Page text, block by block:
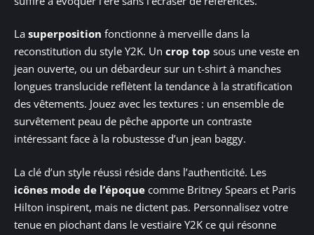
La superposition fonctionne à merveille dans la
reconstitution du style Y2K. Un crop top sous une veste en
jean ouverte, ou un débardeur sur un t-shirt à manches
longues translucide reflètent la tendance à la stratification
des vêtements. Jouez avec les textures : un ensemble de
survêtement peau de pêche apporte un contraste
intéressant face à la robustesse d’un jean baggy.
La clé d’un style réussi réside dans l’authenticité. Les
icônes mode de l’époque comme Britney Spears et Paris
Hilton inspirent, mais ne dictent pas. Personnalisez votre
tenue en piochant dans le vestiaire Y2K ce qui résonne